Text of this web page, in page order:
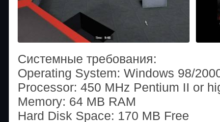
Системные требования:
Operating System: Windows 98/
Processor: 450 MHz Pentium II or
Memory: 64 MB RAM
Hard Disk Space: 170 MB Free